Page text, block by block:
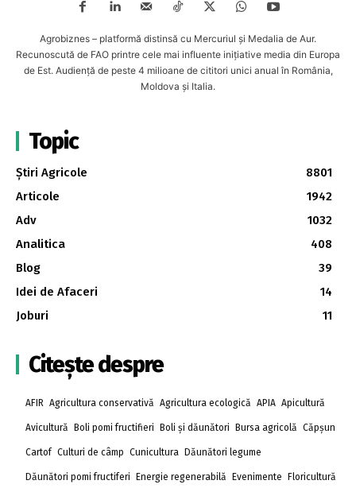
Agrobiznes – platformă distinsă cu Mercuriul și Medalia de Aur.
Recunoscută de FAO printre cele mai influente inițiative media din Europa
de Est. Audiență de peste 4 milioane de cititori unici anual în România,
Moldova și Italia.
Topic
Știri Agricole
8801
Articole
1942
Adv
1032
Analitica
408
Blog
39
Idei de Afaceri
14
Joburi
11
Citește despre
AFIR Agricultura conservativă Agricultura ecologică APIA Apicultură
Avicultură Boli pomi fructifieri Boli și dăunători Bursa agricolă Căpșun
Cartof Culturi de câmp Cunicultura Dăunători legume
Dăunători pomi fructiferi Energie regenerabilă Evenimente Floricultură